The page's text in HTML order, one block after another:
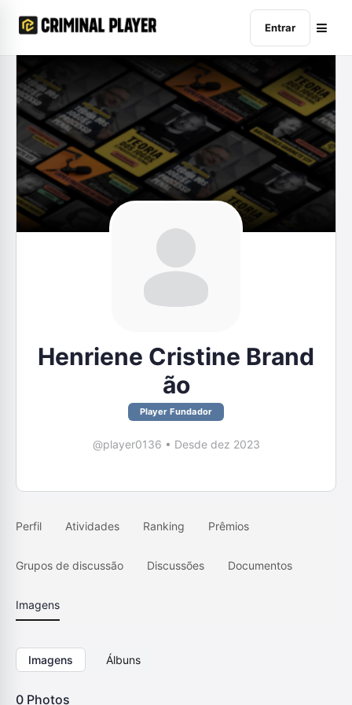
Entrar
Henriene Cristine Brand
ão
Player Fundador
@player0136 • Desde dez 2023
Perfil Atividades Ranking Prêmios
Grupos de discussão Discussões Documentos
Imagens
Imagens Álbuns
0 Photos